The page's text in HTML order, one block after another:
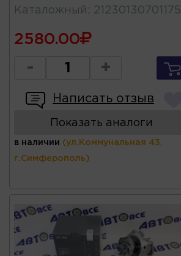
Каталожный : 21230130701175
2580.00
- +
Написать отзыв
Показать аналоги
в наличии (ул.Коммунальная 43,
г.Симферополь)